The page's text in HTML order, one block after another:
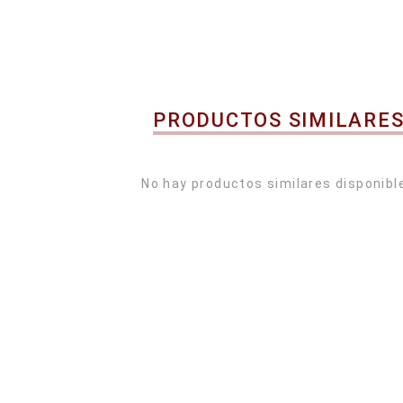
PRODUCTOS
No hay productos similares